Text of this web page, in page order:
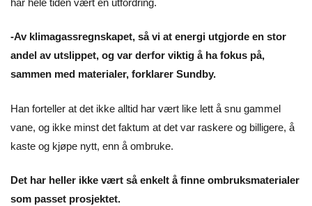
-Av klimagassregnskapet, så vi at energi utgjorde en stor
andel av utslippet, og var derfor viktig å ha fokus på,
sammen med materialer, forklarer Sundby.
Han forteller at det ikke alltid har vært like lett å snu gammel
vane, og ikke minst det faktum at det var raskere og billigere, å
kaste og kjøpe nytt, enn å ombruke.
Det har heller ikke vært så enkelt å finne ombruksmaterialer
som passet prosjektet.